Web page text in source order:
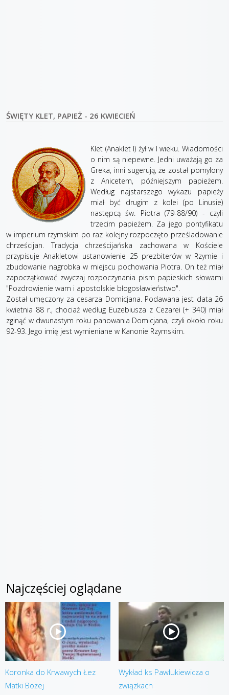
ŚWIĘTY KLET, PAPIEŻ - 26 KWIECIEŃ
Klet (Anaklet I) żył w I wieku. Wiadomości
o nim są niepewne. Jedni uważają go za
Greka, inni sugerują, że został pomylony
z Anicetem, późniejszym papieżem.
Według najstarszego wykazu papieży
miał być drugim z kolei (po Linusie)
następcą św. Piotra (79-88/90) - czyli
trzecim papieżem. Za jego pontyfikatu
w imperium rzymskim po raz kolejny rozpoczęto prześladowanie
chrześcijan. Tradycja chrześcijańska zachowana w Kościele
przypisuje Anakletowi ustanowienie 25 prezbiterów w Rzymie i
zbudowanie nagrobka w miejscu pochowania Piotra. On też miał
zapoczątkować zwyczaj rozpoczynania pism papieskich słowami
"Pozdrowienie wam i apostolskie błogosławieństwo".
Został umęczony za cesarza Domicjana. Podawana jest data 26
kwietnia 88 r., chociaż według Euzebiusza z Cezarei (+ 340) miał
zginąć w dwunastym roku panowania Domicjana, czyli około roku
92-93. Jego imię jest wymieniane w Kanonie Rzymskim.
Najczęściej oglądane
Koronka do Krwawych Łez
Matki Bożej
Wykład ks Pawlukiewicza o
związkach